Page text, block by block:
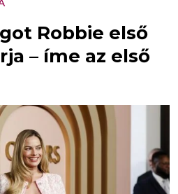
Robbie első
– íme az első